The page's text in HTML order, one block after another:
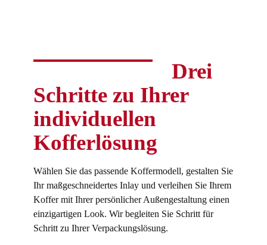
Drei
Schritte zu Ihrer
individuellen
Kofferlösung
Wählen Sie das passende Koffermodell, gestalten Sie
Ihr maßgeschneidertes Inlay und verleihen Sie Ihrem
Koffer mit Ihrer persönlicher Außengestaltung einen
einzigartigen Look. Wir begleiten Sie Schritt für
Schritt zu Ihrer Verpackungslösung.